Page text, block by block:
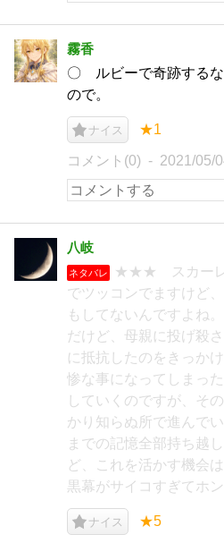
霧香
〇 ルビーで奇跡する
ので。
ナイス ★1
コメント(0) 2021/05/
八岐
ネタバレ
★★★ スカーレ
でツッコンでますけど
もしてないんですよね
だけど、母親に投げ殺
に抵抗したのをきっか
惨な事になってしまっ
していくのですが、そ
かり知らぬ所で進んで
までの記憶全部持ち越
ど、これを活かす機会
黒幕がサイコすぎてホ
ナイス ★5